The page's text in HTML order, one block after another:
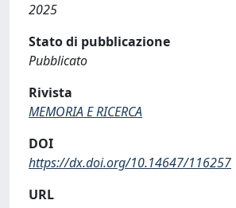
2025
Stato di pubblicazione
Pubblicato
Rivista
MEMORIA E RICERCA
DOI
https://dx.doi.org/10.14647/116257
URL